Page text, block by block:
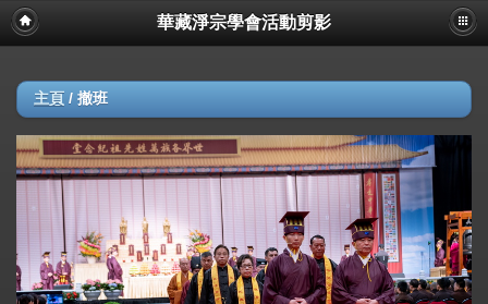
華藏淨宗學會活動剪影
主頁 / 撤班